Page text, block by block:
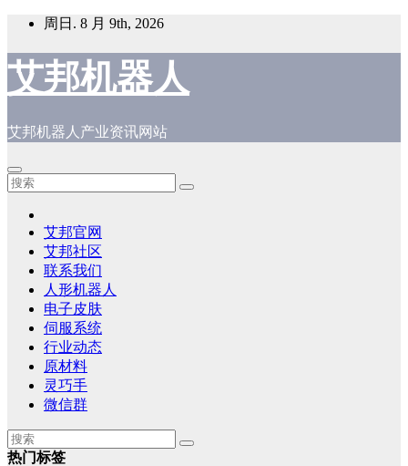
内
容
周日. 8 月 9th, 2026
艾邦机器人
艾邦机器人产业资讯网站
艾邦官网
艾邦社区
联系我们
人形机器人
电子皮肤
伺服系统
行业动态
原材料
灵巧手
微信群
热门标签